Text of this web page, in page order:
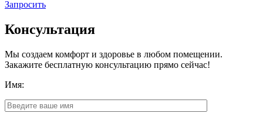
Запросить
Консультация
Мы создаем комфорт и здоровье в любом помещении.
Закажите бесплатную консультацию прямо сейчас!
Имя: